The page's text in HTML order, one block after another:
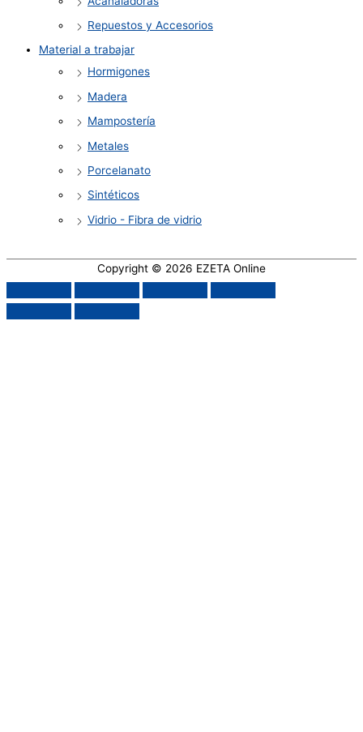
Repuestos y Accesorios
Material a trabajar
Hormigones
Madera
Mampostería
Metales
Porcelanato
Sintéticos
Vidrio - Fibra de vidrio
Copyright © 2026 EZETA Online